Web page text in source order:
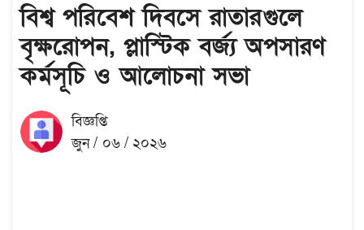
বিশ্ব পরিবেশ দিবসে রাতারগুলে
বৃক্ষরোপন, প্লাস্টিক বর্জ্য অপসারণ
কর্মসূচি ও আলোচনা সভা
বিজ্ঞপ্তি
জুন / ০৬ / ২০২৬